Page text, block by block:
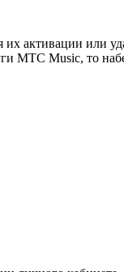
активации или
МТС Music, то